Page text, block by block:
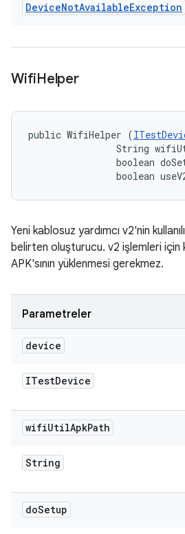
DeviceNotAvailableException
WifiHelper
public WifiHelper (
String
boolean
boolean
Yeni kablosuz yardımcı v2'nin
belirten oluşturucu. v2 işlemleri için
APK'sının yüklenmesi gerekmez.
Parametreler
device
ITestDevice
wifiUtilApkPath
String
doSetup